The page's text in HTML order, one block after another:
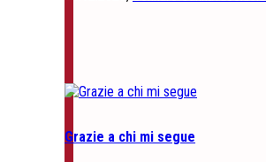
Grazie a chi mi segue